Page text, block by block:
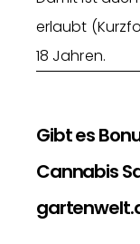
erlaubt
18 Jahren.
Gibt es
Cannabis